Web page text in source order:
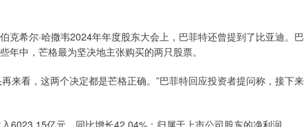
尔·哈撒韦2024年年度股东大会上，巴菲特还曾提到了比亚迪。巴
中，芒格最为坚决地主张购买的两只股票。
看，这两个决定都是芒格正确。”巴菲特回应投资者提问称，接下来
亿元，同比增长42.04%；归属于上市公司股东的净利润